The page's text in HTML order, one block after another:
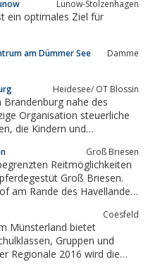
Lunow-Stolzenhagen
ein optimales Ziel für
am Dümmer See Damme
Heidesee/ OT Blossin
nahe des
Dies gilt nicht nur für
Groß Briesen
Groß Briesen.
am Rande des Havellandes
Coesfeld
Münsterland bietet
Gruppen und
Regionale 2016 wird die